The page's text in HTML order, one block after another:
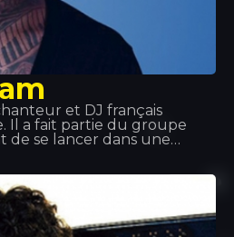
et DJ français
Il a fait partie du groupe
de se lancer dans une
2015, Willy William sort
les meilleures ventes
en Belgique et en Italie. En
un duo avec le chanteur